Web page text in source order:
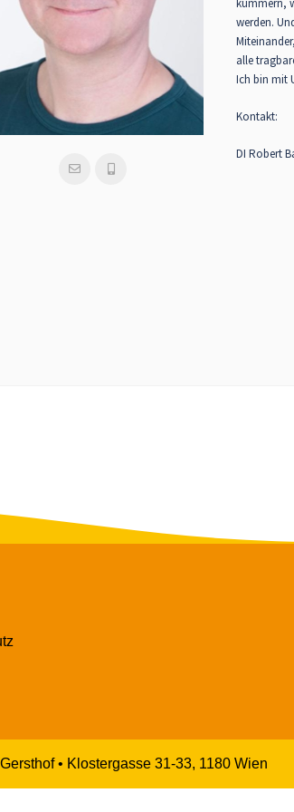
kümmern,
werden.
alle
Ich bin mit
Kontakt:
DI Robert
• Klostergasse 31-33, 1180 Wien